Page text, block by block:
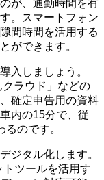
が、通勤時間を有
。スマートフォン
間時間を活用する
ができます。
入しましょう。
クラウド」などの
確定申告用の資料
内の15分で、従
のです。
ジタル化します。
トツールを活用す